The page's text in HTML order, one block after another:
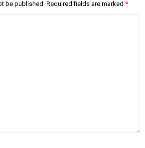
be published. Required fields are marked *